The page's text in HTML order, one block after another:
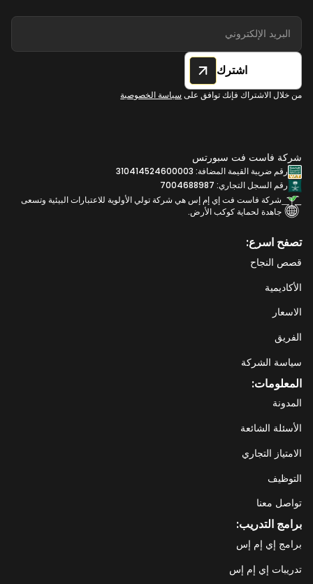
اشترك
من خلال الاشتراك فإنك توافق على سياسة الخصوصية
شركة فاست فت سبورتس
رقم ضريبة القيمة المضافة: 310414524600003
رقم السجل التجاري: 7004688987
شركة فاست فت إي إم إس هي شركة تولي الأولوية للاعتبارات البيئية وتسعى
جاهدة لحماية كوكب الأرض.
تصفح اسرع:
قصص النجاح
الأكاديمية
الاسعار
الفريق
سياسة الشركة
المعلومات:
المدونة
الأسئلة الشائعة
الامتياز التجاري
التوظيف
تواصل معنا
برامج التدريب:
برامج إي إم إس
تدريبات إي إم إس